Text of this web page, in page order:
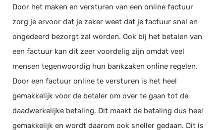
Door het maken en versturen van een online factuur
zorg je ervoor dat je zeker weet dat je factuur snel en
ongedeerd bezorgt zal worden. Ook bij het betalen van
een factuur kan dit zeer voordelig zijn omdat veel
mensen tegenwoordig hun bankzaken online regelen.
Door een factuur online te versturen is het heel
gemakkelijk voor de betaler om over te gaan tot de
daadwerkelijke betaling. Dit maakt de betaling dus heel
gemakkelijk en wordt daarom ook sneller gedaan. Dit is